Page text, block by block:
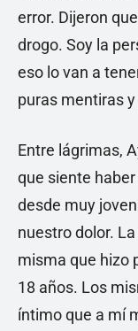
error. Dijeron
drogo. Soy la
eso lo van a
puras mentiras
Entre lágrimas,
que siente
desde muy
nuestro dolor.
misma que hizo
18 años. Los
íntimo que a mí